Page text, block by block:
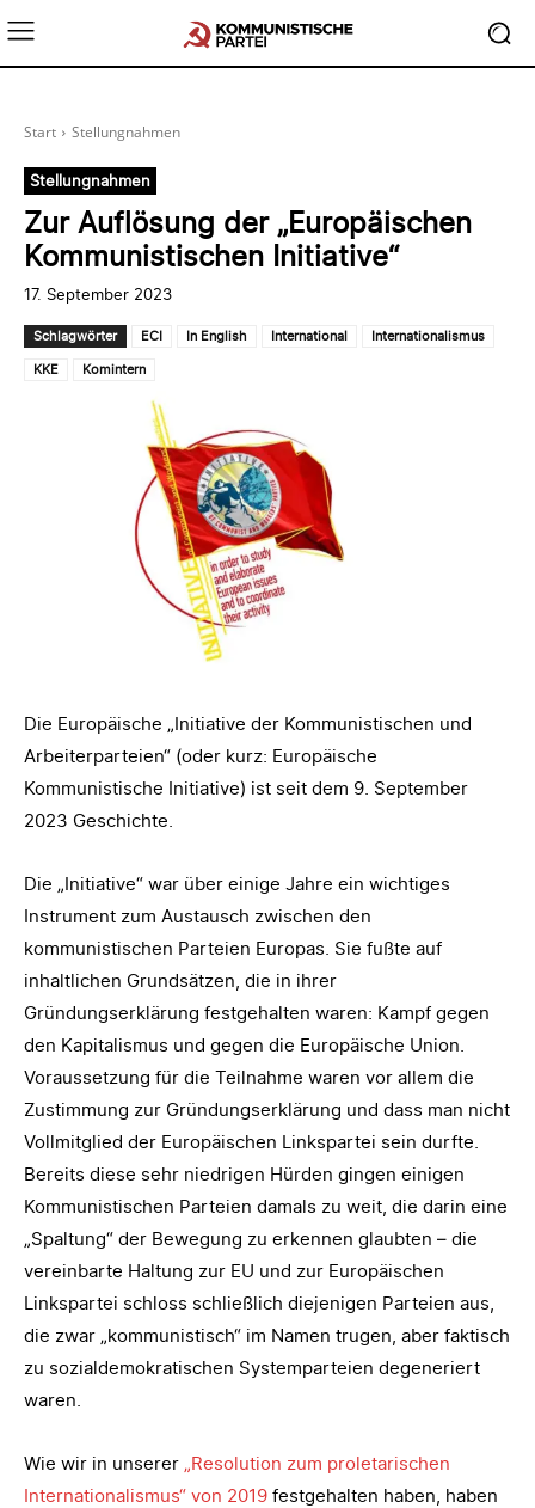
Start Stellungnahmen
Stellungnahmen
Zur Auflösung der „Europäischen
Kommunistischen Initiative“
17. September 2023
Schlagwörter ECI In English International
Internationalismus
KKE
Komintern
Die Europäische „Initiative der Kommunistischen und
Arbeiterparteien“ (oder kurz: Europäische
Kommunistische Initiative) ist seit dem 9. September
2023 Geschichte.
Die „Initiative“ war über einige Jahre ein wichtiges
Instrument zum Austausch zwischen den
kommunistischen Parteien Europas. Sie fußte auf
inhaltlichen Grundsätzen, die in ihrer
Gründungserklärung festgehalten waren: Kampf gegen
den Kapitalismus und gegen die Europäische Union.
Voraussetzung für die Teilnahme waren vor allem die
Zustimmung zur Gründungserklärung und dass man nicht
Vollmitglied der Europäischen Linkspartei sein durfte.
Bereits diese sehr niedrigen Hürden gingen einigen
Kommunistischen Parteien damals zu weit, die darin eine
„Spaltung“ der Bewegung zu erkennen glaubten – die
vereinbarte Haltung zur EU und zur Europäischen
Linkspartei schloss schließlich diejenigen Parteien aus,
die zwar „kommunistisch“ im Namen trugen, aber faktisch
zu sozialdemokratischen Systemparteien degeneriert
waren.
Wie wir in unserer „Resolution zum proletarischen
Internationalismus“ von 2019 festgehalten haben, haben